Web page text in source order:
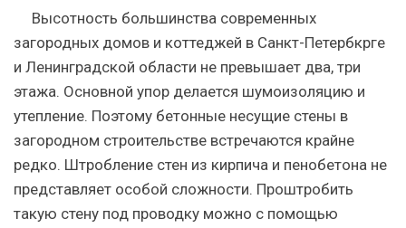
Высотность большинства современных
загородных домов и коттеджей в Санкт-Петербкрге
и Ленинградской области не превышает два, три
этажа. Основной упор делается шумоизоляцию и
утепление. Поэтому бетонные несущие стены в
загородном строительстве встречаются крайне
редко. Штробление стен из кирпича и пенобетона не
представляет особой сложности. Проштробить
такую стену под проводку можно с помощью